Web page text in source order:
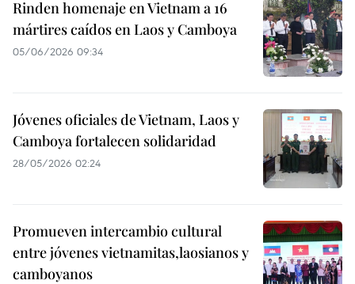
Rinden homenaje en Vietnam a 16
mártires caídos en Laos y Camboya
05/06/2026 09:34
Jóvenes oficiales de Vietnam, Laos y
Camboya fortalecen solidaridad
28/05/2026 02:24
Promueven intercambio cultural
entre jóvenes vietnamitas,laosianos y
camboyanos